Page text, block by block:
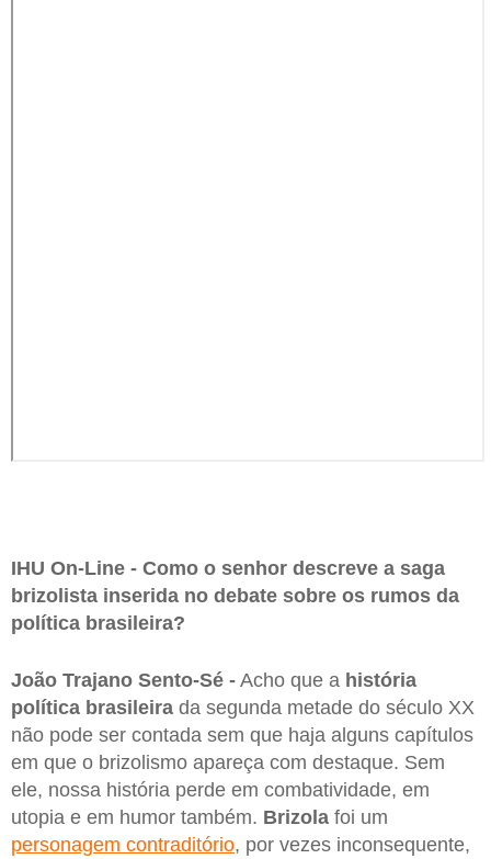
IHU On-Line - Como o senhor descreve a saga
brizolista inserida no debate sobre os rumos da
política brasileira?
João Trajano Sento-Sé - Acho que a história
política brasileira da segunda metade do século XX
não pode ser contada sem que haja alguns capítulos
em que o brizolismo apareça com destaque. Sem
ele, nossa história perde em combatividade, em
utopia e em humor também. Brizola foi um
personagem contraditório, por vezes inconsequente,